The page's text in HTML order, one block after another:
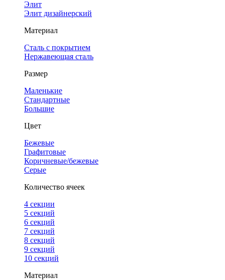
Элит
Элит дизайнерский
Материал
Сталь с покрытием
Нержавеющая сталь
Размер
Маленькие
Стандартные
Большие
Цвет
Бежевые
Графитовые
Коричневые/бежевые
Серые
Количество ячеек
4 cекции
5 секций
6 секций
7 секций
8 секций
9 секций
10 секций
Материал